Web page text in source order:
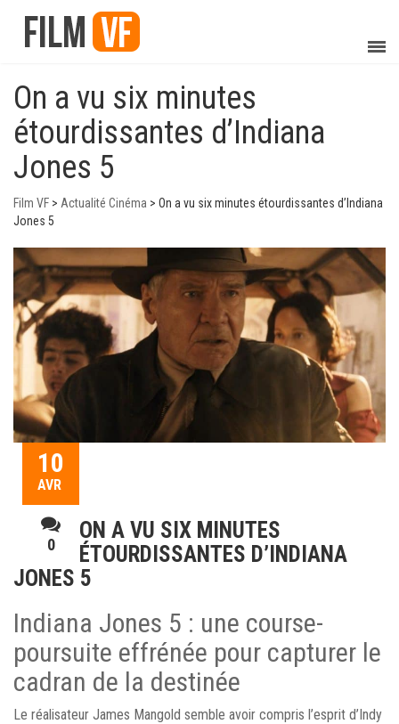
On a vu six minutes
étourdissantes d’Indiana
Jones 5
Film VF > Actualité Cinéma > On a vu six minutes étourdissantes d’Indiana
Jones 5
10
AVR
0
ON A VU SIX MINUTES
ÉTOURDISSANTES D’INDIANA
JONES 5
Indiana Jones 5 : une course-
poursuite effrénée pour capturer le
cadran de la destinée
Le réalisateur James Mangold semble avoir compris l’esprit d’Indy